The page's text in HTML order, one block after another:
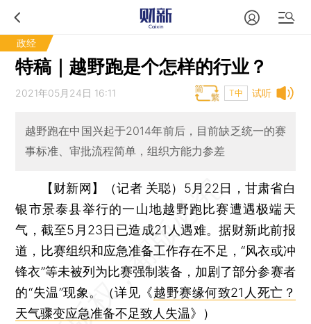
政经
特稿｜越野跑是个怎样的行业？
试听
2021年05月24日 16:11 T中
越野跑在中国兴起于2014年前后，目前缺乏统一的赛
事标准、审批流程简单，组织方能力参差
【财新网】（记者 关聪） 5月22日，甘肃省白
银市景泰县举行的一山地越野跑比赛遭遇极端天
气，截至5月23日已造成21人遇难。据财新此前报
道，比赛组织和应急准备工作存在不足，“风衣或冲
锋衣”等未被列为比赛强制装备，加剧了部分参赛者
的“失温”现象。（详见《越野赛缘何致21人死亡？
天气骤变应急准备不足致人失温》）